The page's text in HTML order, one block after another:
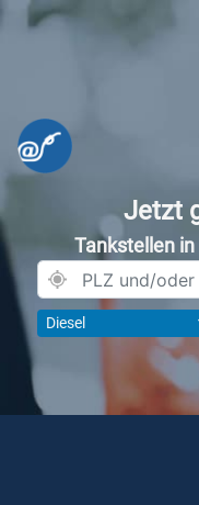
Jetzt
Tankstellen
Diesel